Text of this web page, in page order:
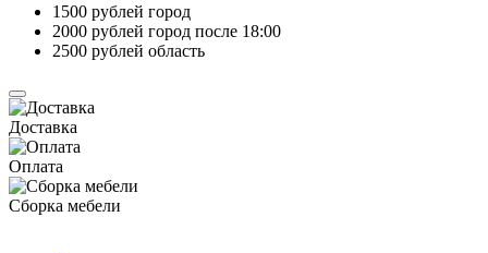
1500 рублей город
2000 рублей город после 18:00
2500 рублей область
Доставка
Оплата
Сборка мебели